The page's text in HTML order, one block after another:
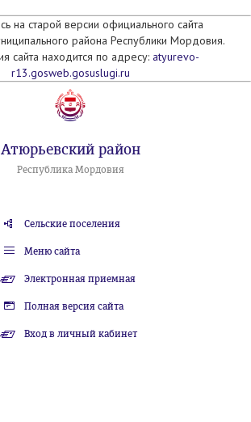
на старой версии официального сайта
района Республики Мордовия.
сайта находится по адресу: atyurevo-
r13.gosweb.gosuslugi.ru
Атюрьевский район
Республика Мордовия
Сельские поселения
Меню сайта
Электронная приемная
Полная версия сайта
Вход в личный кабинет